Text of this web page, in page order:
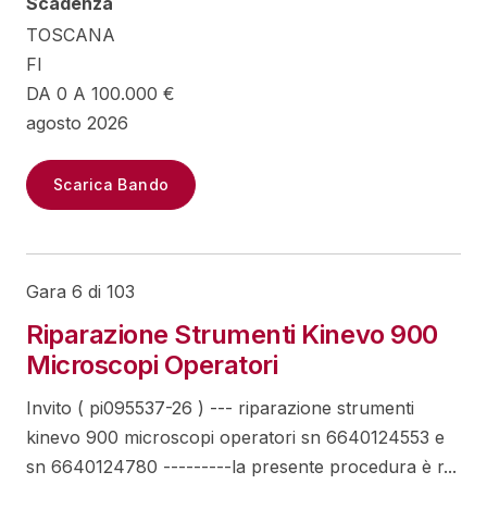
TOSCANA
FI
DA 0 A 100.000 €
agosto 2026
Scarica Bando
Gara 6 di 103
Riparazione Strumenti Kinevo 900
Microscopi Operatori
Invito ( pi095537-26 ) --- riparazione strumenti
kinevo 900 microscopi operatori sn 6640124553 e
sn 6640124780 ---------la presente procedura è r...